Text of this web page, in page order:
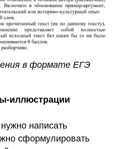
в формате ЕГЭ
иллюстрации
написать
сформулировать